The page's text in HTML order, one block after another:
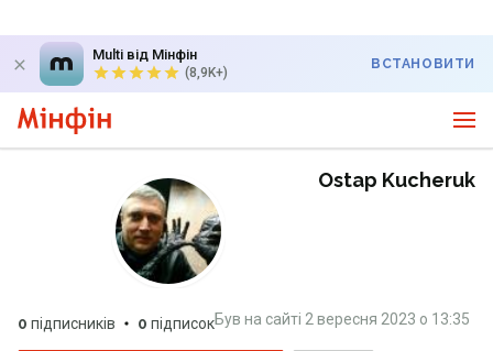
Multi від Мінфін
(8,9K+)
ВСТАНОВИТИ
Ostap Kucheruk
0 підписників 0 підписокБув на сайті 2 вересня 2023 о 13:35